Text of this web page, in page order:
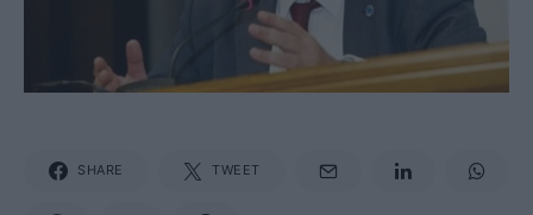
SHARE TWEET